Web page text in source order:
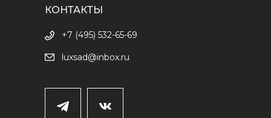
КОНТАКТЫ
+7 (495) 532-65-69
luxsad@inbox.ru